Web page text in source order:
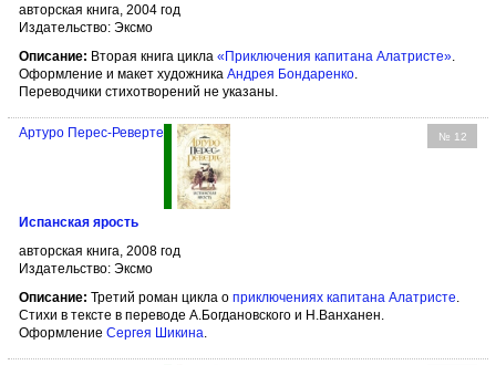
авторская книга, 2004 год
Издательство: Эксмо
Описание: Вторая книга цикла «Приключения капитана Алатристе»
Оформление и макет художника Андрея Бондаренко
Переводчики стихотворений не указаны.
№ 12
Артуро Перес-Реверте
Испанская ярость
авторская книга, 2008 год
Издательство: Эксмо
Описание: Третий роман цикла о приключениях капитана Алатристе.
Стихи в тексте в переводе А.Богдановского и Н.Ванханен.
Оформление Сергея Шикина.